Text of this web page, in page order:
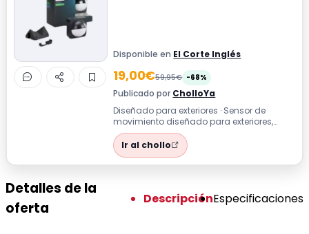
Disponible en El Corte Inglés
19,00€59,95€ -68%
Publicado por CholloYa
Diseñado para exteriores · Sensor de
movimiento diseñado para exteriores,
ideal para integrar en tu sistema de
ilumin...
Ir al chollo
Detalles de la
oferta
DescripciónEspecificaciones